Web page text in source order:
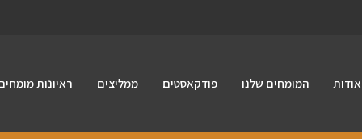
אודות המומחים שלנו פודקאסטים ממליצים ראיונות